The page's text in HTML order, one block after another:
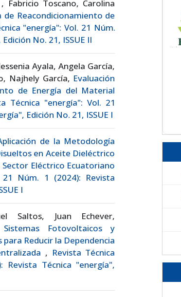
Toscano, Carolina
Reacondicionamiento de
"energía": Vol. 21 Núm.
No. 21, ISSUE II
Ayala, Angela García,
Najhely García, Evaluación
de Energía del Material
Técnica "energía": Vol. 21
Edición No. 21, ISSUE I
de la Metodología
en Aceite Dieléctrico
Eléctrico Ecuatoriano
Núm. 1 (2024): Revista
I
Saltos, Juan Echever,
Fotovoltaicos y
Reducir la Dependencia
, Revista Técnica
Técnica "energía",